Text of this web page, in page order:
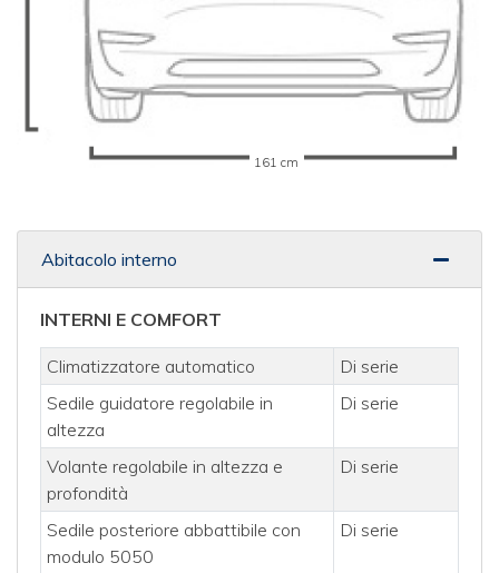
161 cm
Abitacolo interno
INTERNI E COMFORT
Climatizzatore automatico
Di serie
Sedile guidatore regolabile in
altezza
Di serie
Volante regolabile in altezza e
profondità
Di serie
Sedile posteriore abbattibile con
modulo 5050
Di serie